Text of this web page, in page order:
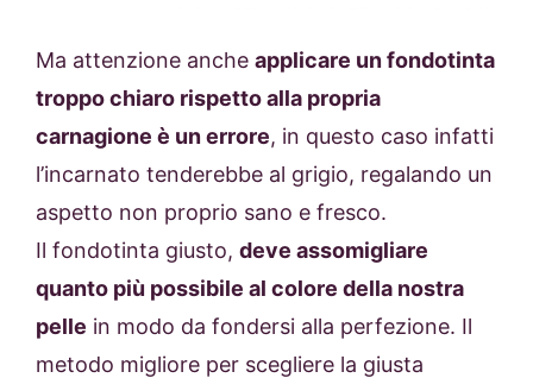
Ma attenzione anche applicare un fondotinta
troppo chiaro rispetto alla propria
carnagione è un errore, in questo caso infatti
l’incarnato tenderebbe al grigio, regalando un
aspetto non proprio sano e fresco.
Il fondotinta giusto, deve assomigliare
quanto più possibile al colore della nostra
pelle in modo da fondersi alla perfezione. Il
metodo migliore per scegliere la giusta